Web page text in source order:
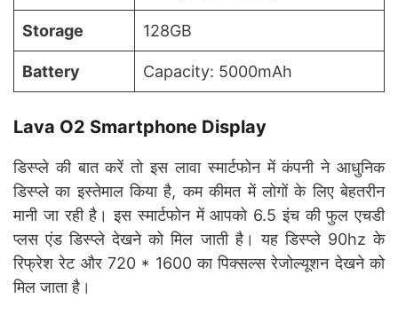
Storage 128GB
Battery Capacity: 5000mAh
Lava O2 Smartphone Display
डिस्प्ले की बात करें तो इस लावा स्मार्टफोन में कंपनी ने आधुनिक
डिस्प्ले का इस्तेमाल किया है, कम कीमत में लोगों के लिए बेहतरीन
मानी जा रही है। इस स्मार्टफोन में आपको 6.5 इंच की फुल एचडी
प्लस एंड डिस्प्ले देखने को मिल जाती है। यह डिस्प्ले 90hz के
रिफ्रेश रेट और 720 * 1600 का पिक्सल्स रेजोल्यूशन देखने को
मिल जाता है।